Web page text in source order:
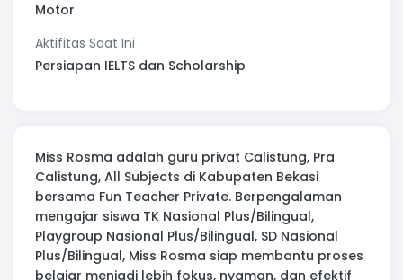
Motor
Aktifitas Saat Ini
Persiapan IELTS dan Scholarship
Miss Rosma adalah guru privat Calistung, Pra
Calistung, All Subjects di Kabupaten Bekasi
bersama Fun Teacher Private. Berpengalaman
mengajar siswa TK Nasional Plus/Bilingual,
Playgroup Nasional Plus/Bilingual, SD Nasional
Plus/Bilingual, Miss Rosma siap membantu proses
belajar menjadi lebih fokus, nyaman, dan efektif